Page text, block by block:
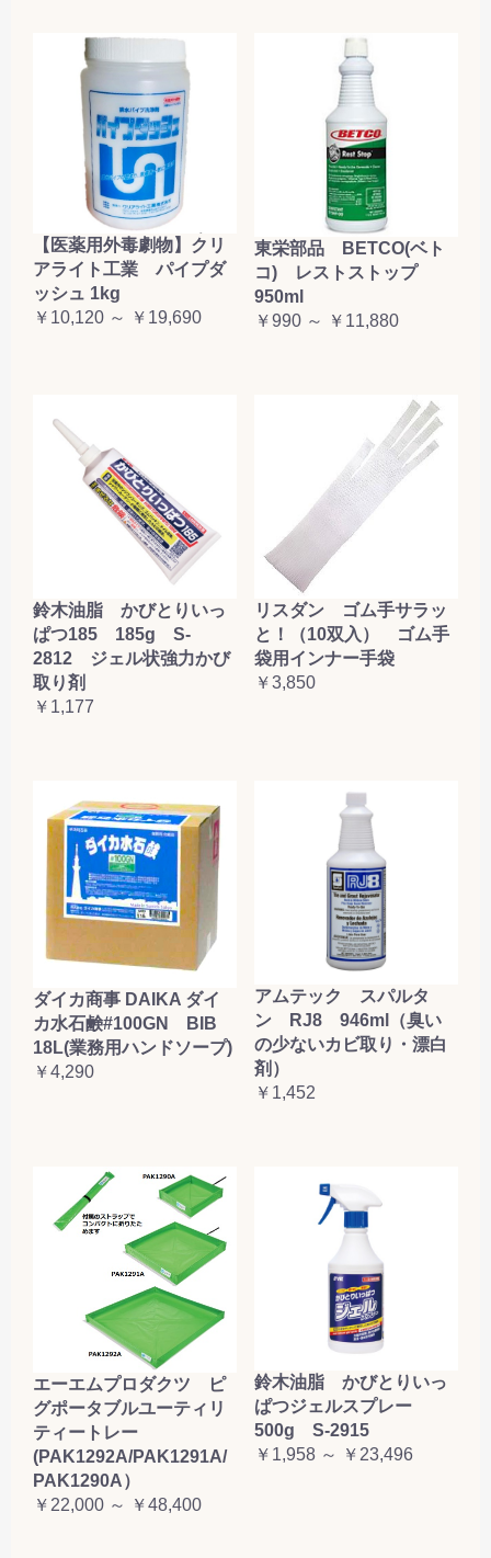
【医薬用外毒劇物】クリ
アライト工業 パイプダ
ッシュ 1kg
￥10,120 ～ ￥19,690
東栄部品 BETCO(ベト
コ) レストストップ
950ml
￥990 ～ ￥11,880
鈴木油脂 かびとりいっ
ぱつ185 185g S-
2812 ジェル状強力かび
取り剤
￥1,177
リスダン ゴム手サラッ
と！（10双入） ゴム手
袋用インナー手袋
￥3,850
ダイカ商事 DAIKA ダイ
カ水石鹸#100GN BIB
18L(業務用ハンドソープ)
￥4,290
アムテック スパルタ
ン RJ8 946ml（臭い
の少ないカビ取り・漂白
剤）
￥1,452
エーエムプロダクツ ピ
グポータブルユーティリ
ティートレー
(PAK1292A/PAK1291A/
PAK1290A）
￥22,000 ～ ￥48,400
鈴木油脂 かびとりいっ
ぱつジェルスプレー
500g S-2915
￥1,958 ～ ￥23,496